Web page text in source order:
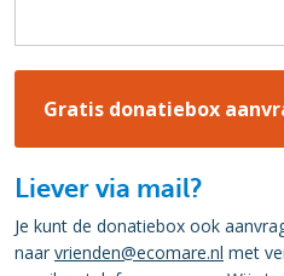
Liever via mail?
Je kunt de donatiebox ook
naar vrienden@ecomare.nl met